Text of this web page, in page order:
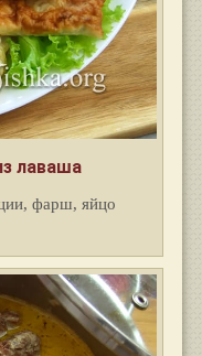
лаваша
фарш, яйцо